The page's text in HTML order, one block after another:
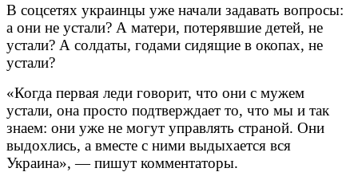
В соцсетях украинцы уже начали задавать вопросы:
а они не устали? А матери, потерявшие детей, не
устали? А солдаты, годами сидящие в окопах, не
устали?
«Когда первая леди говорит, что они с мужем
устали, она просто подтверждает то, что мы и так
знаем: они уже не могут управлять страной. Они
выдохлись, а вместе с ними выдыхается вся
Украина», — пишут комментаторы.